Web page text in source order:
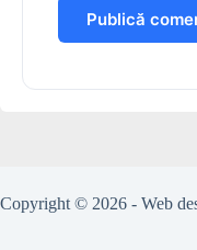
Publică
Copyright © 2026 - Web